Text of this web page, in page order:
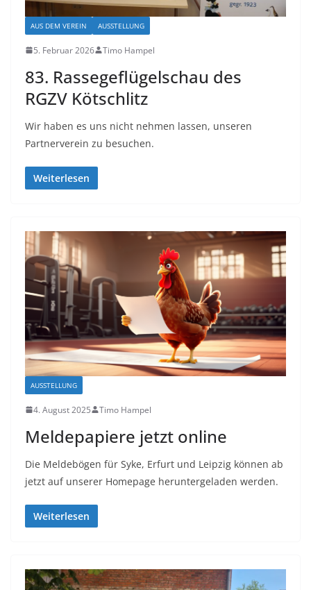
AUS DEM VEREIN AUSSTELLUNG
5. Februar 2026 Timo Hampel
83. Rassegeflügelschau des
RGZV Kötschlitz
Wir haben es uns nicht nehmen lassen, unseren
Partnerverein zu besuchen.
Weiterlesen
AUSSTELLUNG
4. August 2025 Timo Hampel
Meldepapiere jetzt online
Die Meldebögen für Syke, Erfurt und Leipzig können ab
jetzt auf unserer Homepage heruntergeladen werden.
Weiterlesen